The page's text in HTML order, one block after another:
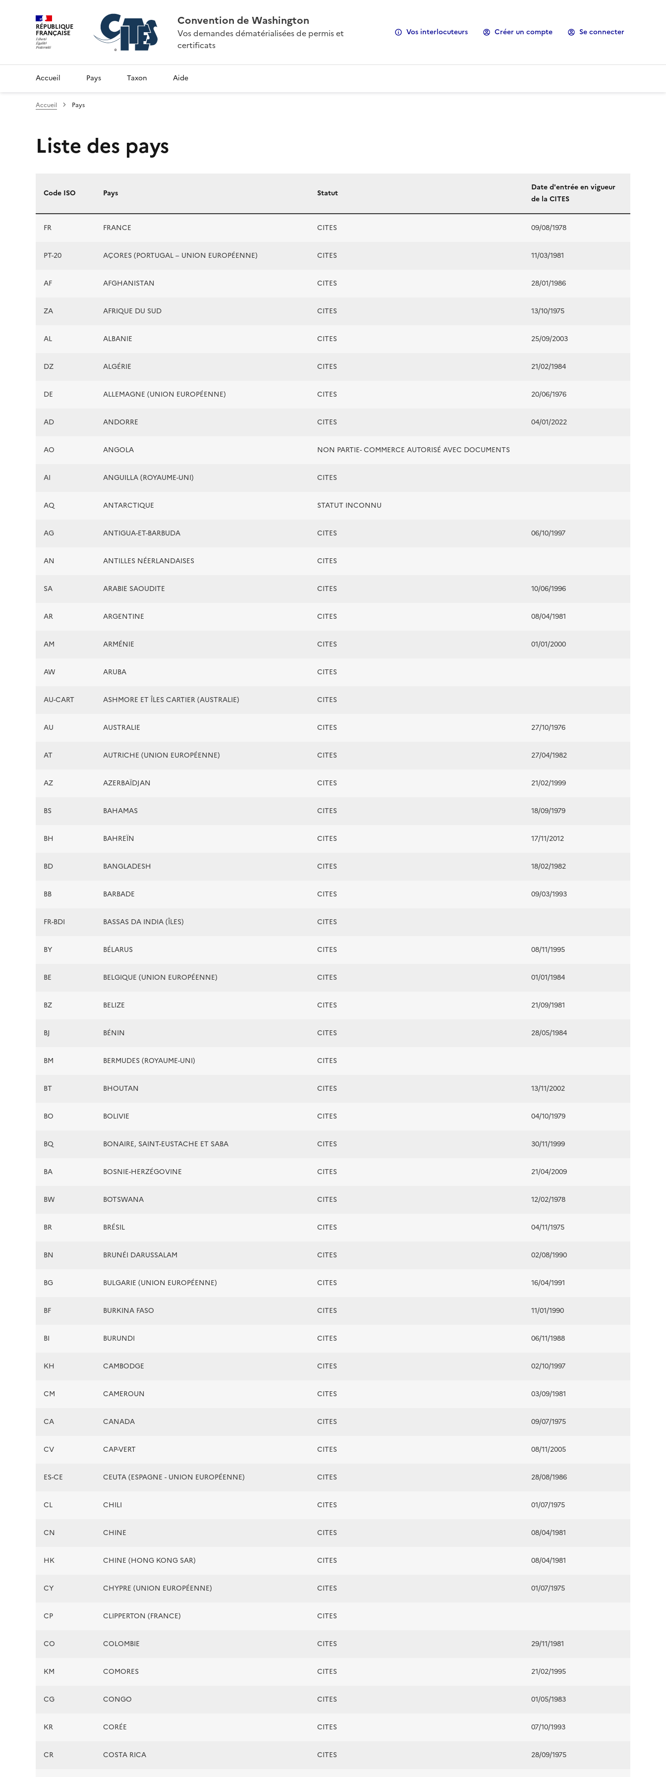
RÉPUBLIQUE
FRANÇAISE
Convention de Washington
Vos demandes dématérialisées de permis et
certificats
Vos interlocuteurs Créer un compte Se connecter
Accueil Pays Taxon Aide
Accueil Pays
Liste des pays
Liste des pays
Code ISO Pays Statut
Date d'entrée en vigueur
de la CITES
FR FRANCE CITES 09/08/1978
PT-20 AÇORES (PORTUGAL – UNION EUROPÉENNE) CITES 11/03/1981
AF AFGHANISTAN CITES 28/01/1986
ZA AFRIQUE DU SUD CITES 13/10/1975
AL ALBANIE CITES 25/09/2003
DZ ALGÉRIE CITES 21/02/1984
DE ALLEMAGNE (UNION EUROPÉENNE) CITES 20/06/1976
AD ANDORRE CITES 04/01/2022
AO ANGOLA NON PARTIE- COMMERCE AUTORISÉ AVEC DOCUMENTS
AI ANGUILLA (ROYAUME-UNI) CITES
AQ ANTARCTIQUE STATUT INCONNU
AG ANTIGUA-ET-BARBUDA CITES 06/10/1997
AN ANTILLES NÉERLANDAISES CITES
SA ARABIE SAOUDITE CITES 10/06/1996
AR ARGENTINE CITES 08/04/1981
AM ARMÉNIE CITES 01/01/2000
AW ARUBA CITES
AU-CART ASHMORE ET ÎLES CARTIER (AUSTRALIE) CITES
AU AUSTRALIE CITES 27/10/1976
AT AUTRICHE (UNION EUROPÉENNE) CITES 27/04/1982
AZ AZERBAÏDJAN CITES 21/02/1999
BS BAHAMAS CITES 18/09/1979
BH BAHREÏN CITES 17/11/2012
BD BANGLADESH CITES 18/02/1982
BB BARBADE CITES 09/03/1993
FR-BDI BASSAS DA INDIA (ÎLES) CITES
BY BÉLARUS CITES 08/11/1995
BE BELGIQUE (UNION EUROPÉENNE) CITES 01/01/1984
BZ BELIZE CITES 21/09/1981
BJ BÉNIN CITES 28/05/1984
BM BERMUDES (ROYAUME-UNI) CITES
BT BHOUTAN CITES 13/11/2002
BO BOLIVIE CITES 04/10/1979
BQ BONAIRE, SAINT-EUSTACHE ET SABA CITES 30/11/1999
BA BOSNIE-HERZÉGOVINE CITES 21/04/2009
BW BOTSWANA CITES 12/02/1978
BR BRÉSIL CITES 04/11/1975
BN BRUNÉI DARUSSALAM CITES 02/08/1990
BG BULGARIE (UNION EUROPÉENNE) CITES 16/04/1991
BF BURKINA FASO CITES 11/01/1990
BI BURUNDI CITES 06/11/1988
KH CAMBODGE CITES 02/10/1997
CM CAMEROUN CITES 03/09/1981
CA CANADA CITES 09/07/1975
CV CAP-VERT CITES 08/11/2005
ES-CE CEUTA (ESPAGNE - UNION EUROPÉENNE) CITES 28/08/1986
CL CHILI CITES 01/07/1975
CN CHINE CITES 08/04/1981
HK CHINE (HONG KONG SAR) CITES 08/04/1981
CY CHYPRE (UNION EUROPÉENNE) CITES 01/07/1975
CP CLIPPERTON (FRANCE) CITES
CO COLOMBIE CITES 29/11/1981
KM COMORES CITES 21/02/1995
CG CONGO CITES 01/05/1983
KR CORÉE CITES 07/10/1993
CR COSTA RICA CITES 28/09/1975